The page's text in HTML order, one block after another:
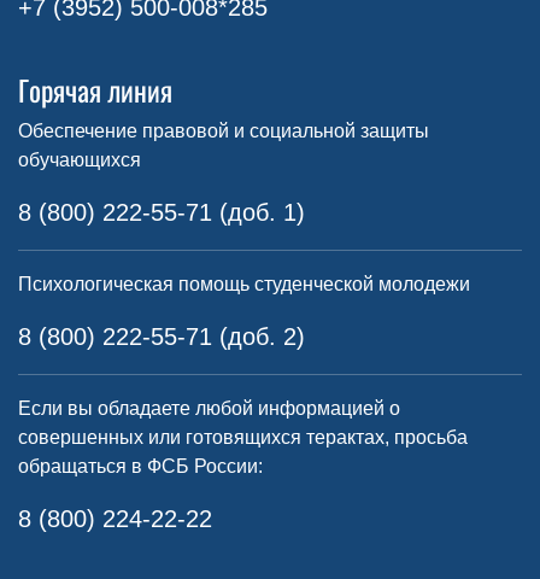
+7 (3952) 500-008*285
Горячая линия
Обеспечение правовой и социальной защиты
обучающихся
8 (800) 222-55-71 (доб. 1)
Психологическая помощь студенческой молодежи
8 (800) 222-55-71 (доб. 2)
Если вы обладаете любой информацией о
совершенных или готовящихся терактах, просьба
обращаться в ФСБ России:
8 (800) 224-22-22